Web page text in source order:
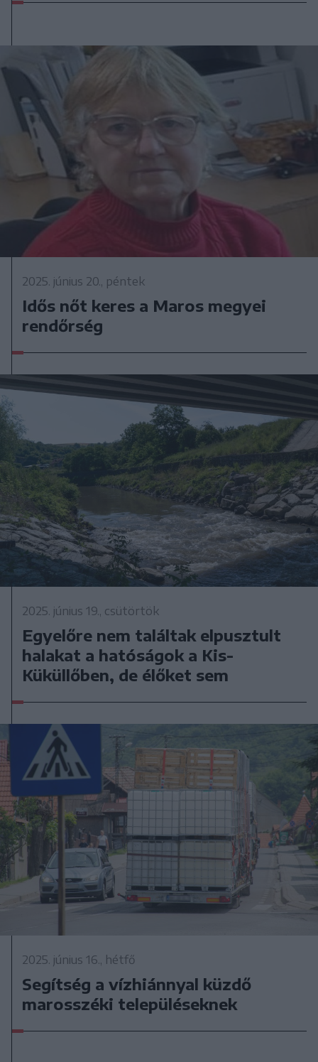
2025. június 20., péntek
Idős nőt keres a Maros megyei
rendőrség
2025. június 19., csütörtök
Egyelőre nem találtak elpusztult
halakat a hatóságok a Kis-
Küküllőben, de élőket sem
2025. június 16., hétfő
Segítség a vízhiánnyal küzdő
marosszéki településeknek